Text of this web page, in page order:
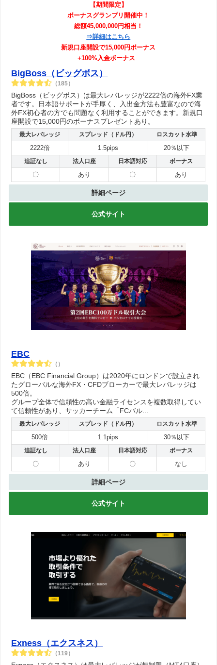
【期間限定】
ボーナスグランプリ開催中！
総額45,000,000円相当！
⇒詳細はこちら
新規口座開設で15,000円ボーナス
+100%入金ボーナス
BigBoss（ビッグボス）
（185）
BigBoss（ビッグボス）は最大レバレッジが2222倍の海外FX業
者です。日本語サポートが手厚く、入出金方法も豊富なので海
外FX初心者の方でも問題なく利用することができます。新規口
座開設で15,000円のボーナスプレゼントあり。
最大レバレッジ スプレッド（ドル円） ロスカット水準
2222倍 1.5pips 20％以下
追証なし 法人口座 日本語対応 ボーナス
〇 あり 〇 あり
詳細ページ
公式サイト
EBC
（）
EBC（EBC Financial Group）は2020年にロンドンで設立され
たグローバルな海外FX・CFDブローカーで最大レバレッジは
500倍。
グループ全体で信頼性の高い金融ライセンスを複数取得してい
て信頼性があり、サッカーチーム「FCバル...
最大レバレッジ スプレッド（ドル円） ロスカット水準
500倍 1.1pips 30％以下
追証なし 法人口座 日本語対応 ボーナス
〇 あり 〇 なし
詳細ページ
公式サイト
Exness（エクスネス）
（119）